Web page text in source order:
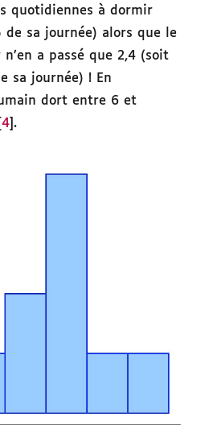
quotidiennes à dormir
sa journée) alors que le
a passé que 2,4 (soit
sa journée) ! En
dort entre 6 et
4 ].